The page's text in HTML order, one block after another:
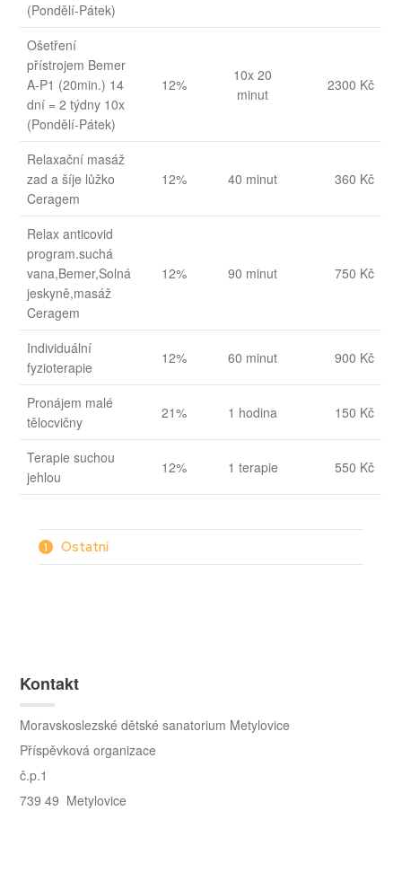
(Pondělí-Pátek)
Ošetření
přístrojem Bemer
A-P1 (20min.) 14
dní = 2 týdny 10x
(Pondělí-Pátek)
12%
10x 20
minut
2300 Kč
Relaxační masáž
zad a šíje lůžko
Ceragem
12% 40 minut 360 Kč
Relax anticovid
program.suchá
vana,Bemer,Solná
jeskyně,masáž
Ceragem
12% 90 minut 750 Kč
Individuální
fyzioterapie
12% 60 minut 900 Kč
Pronájem malé
tělocvičny
21% 1 hodina 150 Kč
Terapie suchou
jehlou
12% 1 terapie 550 Kč
1 Ostatní
Kontakt
Moravskoslezské dětské sanatorium Metylovice
Příspěvková organizace
č.p.1
739 49 Metylovice